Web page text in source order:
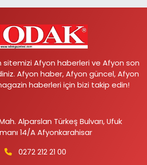
Afyon haberleri ve Afyon son
Afyon haber, Afyon güncel, Afyon
haberleri için bizi takip edin!
Alparslan Türkeş Bulvarı, Ufuk
14/A Afyonkarahisar
0272 212 21 00